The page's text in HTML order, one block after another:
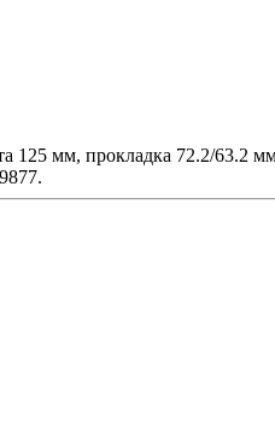
125 мм, прокладка 72.2/63.2